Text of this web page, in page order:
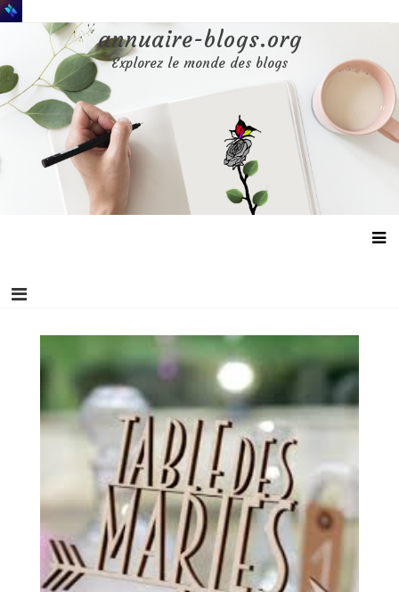
Aller
au
annuaire-blogs.org
Explorez le monde des blogs